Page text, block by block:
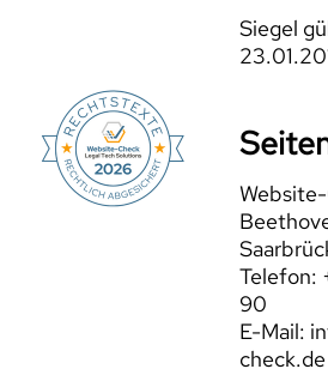
Siegel
Telefon:
90
E-Mail:
check.de